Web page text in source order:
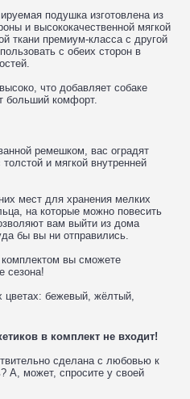
подушка изготовлена из
и высококачественной мягкой
ткани премиум-класса с другой
с обеих сторон в
что добавляет собаке
больший комфорт.
ремешком, вас оградят
и мягкой внутренней
мест для хранения мелких
на которые можно повесить
вам выйти из дома
бы вы ни отправились.
вы сможете
сезона!
цветах: бежевый, жёлтый,
в комплект не входит!
сделана с любовью к
А, может, спросите у своей